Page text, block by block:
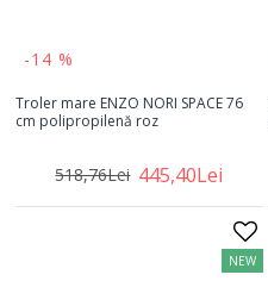
-14 %
Troler mare ENZO NORI SPACE 76
cm polipropilenă roz
445,40Lei
518,76Lei
NEW